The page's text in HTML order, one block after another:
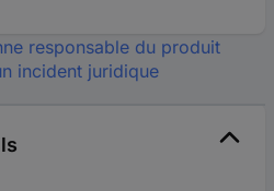
responsable du produit
incident juridique